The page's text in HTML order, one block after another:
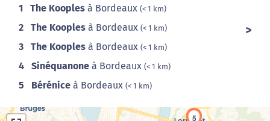
1 The Kooples à Bordeaux (< 1 km)
2 The Kooples à Bordeaux (< 1 km)
3 The Kooples à Bordeaux (< 1 km)
4 Sinéquanone à Bordeaux (< 1 km)
5 Bérénice à Bordeaux (< 1 km)
5